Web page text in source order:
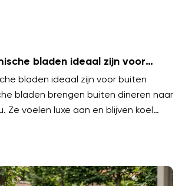
bladen ideaal zijn voor
bladen ideaal zijn voor buiten
bladen brengen buiten dineren naar
Ze voelen luxe aan en blijven koel